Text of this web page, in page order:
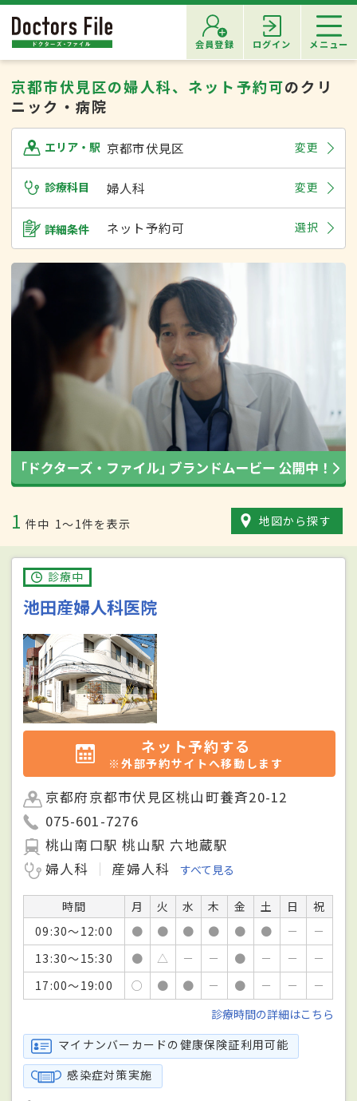
会員登録 ログイン メニュー
京都市伏見区の婦人科、ネット予約可のクリ
ニック・病院
エリア・駅 京都市伏見区 変更
診療科目 婦人科 変更
詳細条件 ネット予約可 選択
1 件中 1〜1件を表示 地図から探す
診療中
池田産婦人科医院
ネット予約する
※外部予約サイトへ移動します
京都府京都市伏見区桃山町養斉20-12
075-601-7276
桃山南口駅 桃山駅 六地蔵駅
婦人科
産婦人科 すべて見る
時間 月 火 水 木 金 土 日
祝
09:30～12:00
● ● ● ● ● ● －
－
13:30～15:30
● △ － － ● － －
－
17:00～19:00
○ ● ● － ● － －
－
診療時間の詳細はこちら
マイナンバーカードの健康保険証利用可能
感染症対策実施